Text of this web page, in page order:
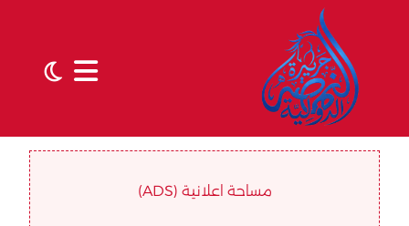
مساحة اعلانية (ADS)